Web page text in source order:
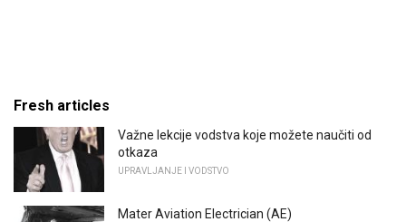
Fresh articles
Važne lekcije vodstva koje možete naučiti od
otkaza
UPRAVLJANJE I VODSTVO
Mater Aviation Electrician (AE)